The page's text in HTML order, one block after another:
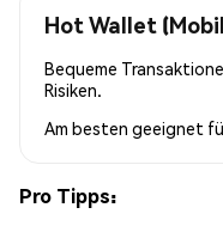
Hot Wallet
Bequeme
Risiken.
Am besten geeignet
Pro Tipps: